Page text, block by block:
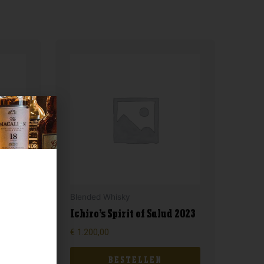
Ichiro’s Spirit of Salud 2023
€ 1.200,00
BESTELLEN